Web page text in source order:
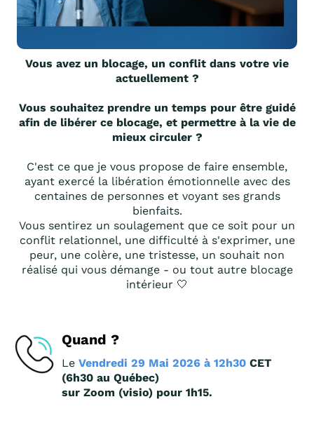
Vous avez un blocage, un conflit dans votre vie
actuellement ?
Vous souhaitez prendre un temps pour être guidé
afin de libérer ce blocage, et permettre à la vie de
mieux circuler ?
C'est ce que je vous propose de faire ensemble,
ayant exercé la libération émotionnelle avec des
centaines de personnes et voyant ses grands
bienfaits.
Vous sentirez un soulagement que ce soit pour un
conflit relationnel, une difficulté à s'exprimer, une
peur, une colère, une tristesse, un souhait non
réalisé qui vous démange - ou tout autre blocage
intérieur 🤍
Quand ?
Le Vendredi 29 Mai 2026 à 12h30 CET
(6h30 au Québec)
sur Zoom (visio) pour 1h15.